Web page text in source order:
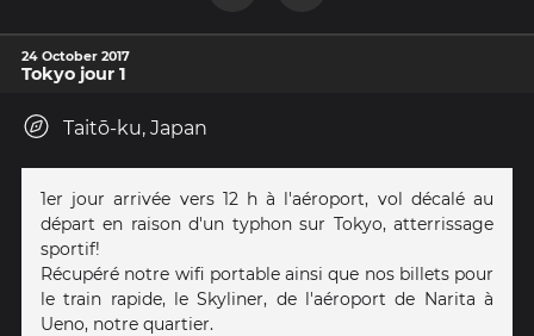
24 October 2017
Tokyo jour 1
Taitō-ku, Japan
1er jour arrivée vers 12 h à l'aéroport, vol décalé au
départ en raison d'un typhon sur Tokyo, atterrissage
sportif!
Récupéré notre wifi portable ainsi que nos billets pour
le train rapide, le Skyliner, de l'aéroport de Narita à
Ueno, notre quartier.